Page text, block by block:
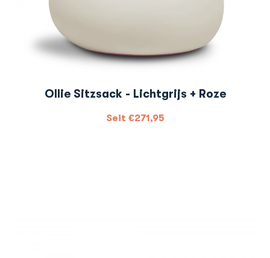
Ollie Sitzsack - Lichtgrijs + Roze
Seit €271,95